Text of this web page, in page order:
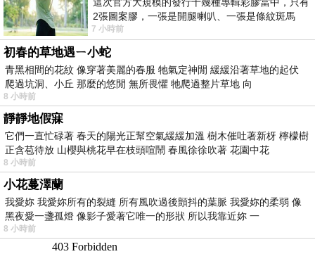
這次官方大規模的發行十幾種專輯彩膠當中，只有
2張圖案膠，一張是開腿喇叭、一張是條紋斑馬
版；目前官網上只剩澳洲商店AU STORE
7 小時前
初春的草地遇ㄧ小蛇
青黑相間的花紋 像穿著美麗的春服 牠氣定神閒 緩緩沿著草地的起伏
爬過坑洞、小丘 那麼的悠閒 無所畏懼 牠爬過整片草地 向
8 小時前
靜靜地假寐
它們一直忙碌著 春天的陽光正幫空氣緩緩加溫 樹木催吐著新枒 檸檬樹
正含苞待放 山櫻與桃花早在枝頭喧鬧 春風徐徐吹著 花園中花
8 小時前
小花蔓澤蘭
我愛妳 我愛妳所有的裂縫 所有風吹過後顫抖的葉脈 我愛妳的柔弱 像
黑夜愛一盞孤燈 像影子愛著它唯一的形狀 所以我靠近妳 一
8 小時前